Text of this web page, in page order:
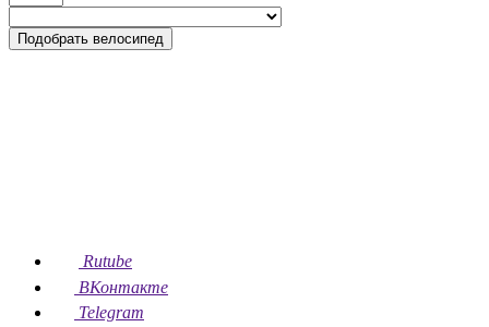
Подобрать велосипед
Rutube
ВКонтакте
Telegram